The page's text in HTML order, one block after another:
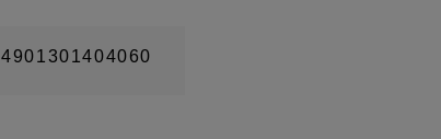
4901301404060